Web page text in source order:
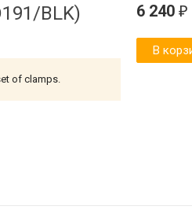
BLK)
of clamps.
6 240 ₽
В